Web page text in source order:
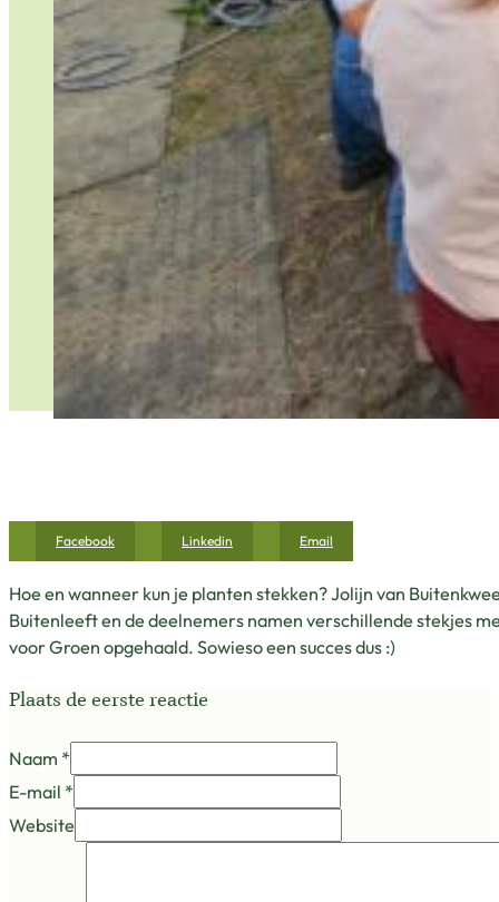
Facebook Linkedin Email
Hoe en wanneer kun je planten stekken? Jolijn van
Buitenleeft en de deelnemers namen verschillende stekjes
voor Groen opgehaald. Sowieso een succes dus :)
Plaats de eerste reactie
Naam *
E-mail *
Website